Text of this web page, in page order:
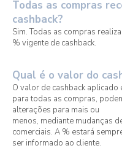
Todas as compras
cashback?
Sim. Todas as compras
% vigente de cashback.
Qual é o valor do
O valor de cashback aplicado
para todas as compras,
alterações para mais ou
menos, mediante mudanças
comerciais. A % estará
ser informado ao cliente.